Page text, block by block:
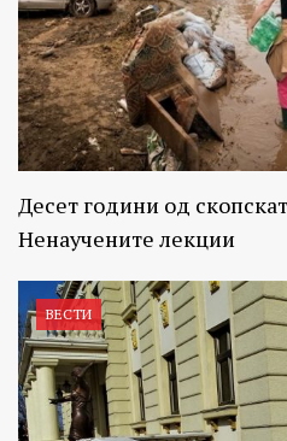
Десет години од
Ненаучените лекции
ВЕСТИ